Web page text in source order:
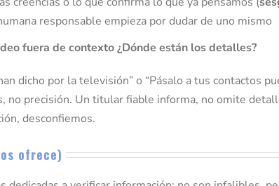
responsable empieza por dudar de uno mismo
fuera de contexto ¿Dónde están los detalles?
dicho por la televisión” o “Pásalo a tus contactos
no precisión. Un titular fiable informa, no omite
desconfiemos.
ofrece)